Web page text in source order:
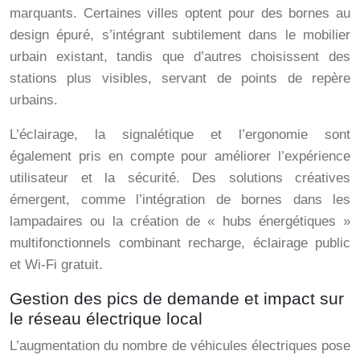
marquants. Certaines villes optent pour des bornes au
design épuré, s’intégrant subtilement dans le mobilier
urbain existant, tandis que d’autres choisissent des
stations plus visibles, servant de points de repère
urbains.
L’éclairage, la signalétique et l’ergonomie sont
également pris en compte pour améliorer l’expérience
utilisateur et la sécurité. Des solutions créatives
émergent, comme l’intégration de bornes dans les
lampadaires ou la création de « hubs énergétiques »
multifonctionnels combinant recharge, éclairage public
et Wi-Fi gratuit.
Gestion des pics de demande et impact sur
le réseau électrique local
L’augmentation du nombre de véhicules électriques pose